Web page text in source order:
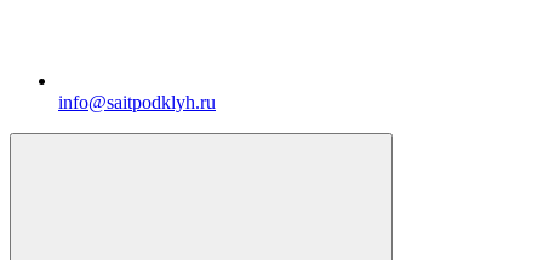
info@saitpodklyh.ru